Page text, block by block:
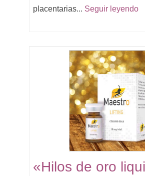
placentarias... Seguir leyendo
«Hilos de oro